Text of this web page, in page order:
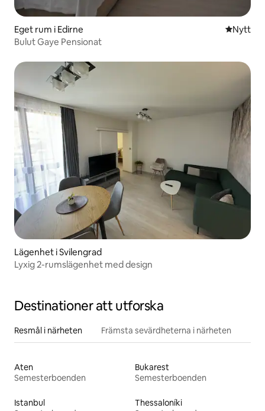
Eget rum i Edirne NyttNytt
Bulut Gaye Pensionat
Lägenhet i Svilengrad
Lyxig 2-rumslägenhet med design
Destinationer att utforska
Resmål i närheten Främsta sevärdheterna i närheten
Aten
Semesterboenden
Bukarest
Semesterboenden
Istanbul
Thessaloníki